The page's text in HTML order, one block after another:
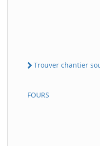
Trouver chantier
FOURS